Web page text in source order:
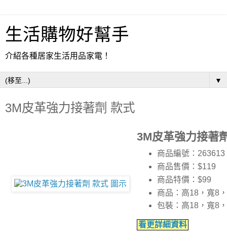
生活購物好幫手
介紹各種居家生活用品家電！
▼
3M皮革強力接著劑 款式
3M皮革強力接著
商品編號：263613
商品售價：$119
商品特價： $99
商品：高18，寬8
包裝：高18，寬8
看更詳細資料